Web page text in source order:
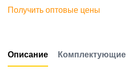
Получить оптовые цены
Описание Комплектующие